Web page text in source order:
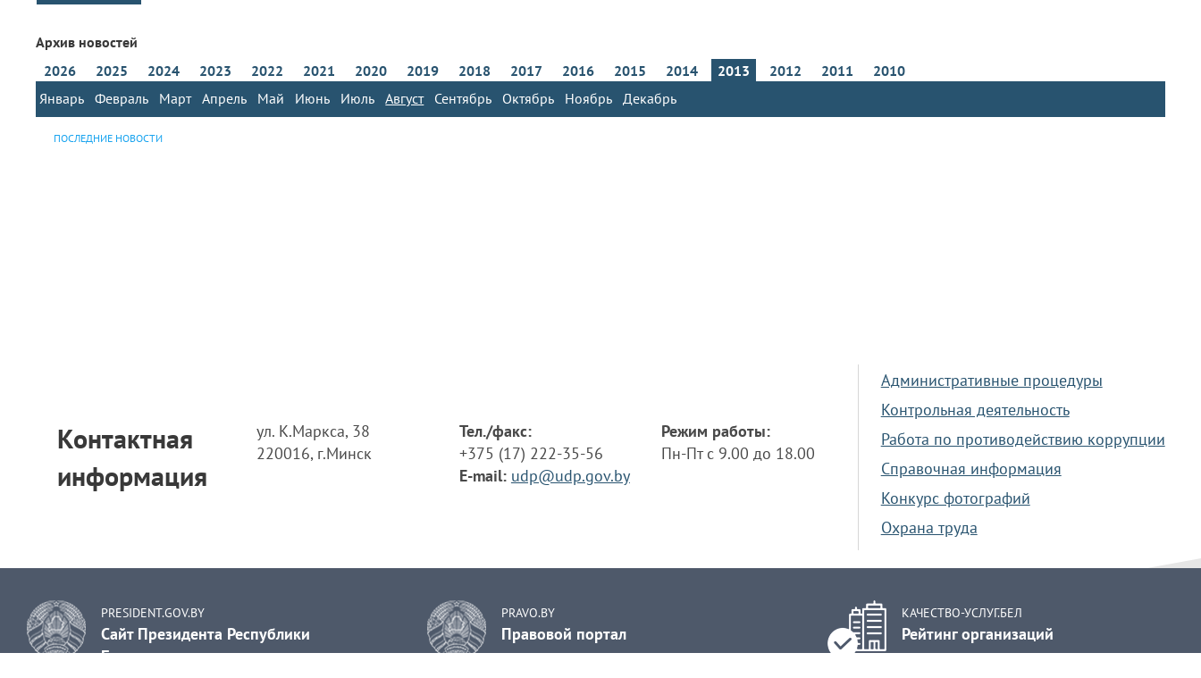
Архив новостей
2026
2025 2024 2023 2022 2021 2020 2019 2018 2017 2016 2015 2014
2013
Январь
Февраль Март Апрель Май Июнь Июль Август Сентябрь Октябрь Ноябрь Декабрь
2012 2011 2010
ПОСЛЕДНИЕ НОВОСТИ
Контактная
информация
ул. К.Маркса, 38
220016, г.Минск
Тел./факс:
+375 (17) 222-35-56
E-mail: udp@udp.gov.by
Режим работы:
Пн-Пт с 9.00 до 18.00
Административные процедуры
Контрольная деятельность
Работа по противодействию коррупции
Справочная информация
Конкурс фотографий
Охрана труда
PRESIDENT.GOV.BY
Сайт Президента Республики
Беларусь
PRAVO.BY
Правовой портал
КАЧЕСТВО-УСЛУГ.БЕЛ
Рейтинг организаций